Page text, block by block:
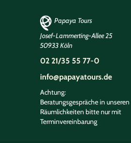
Papaya Tours
Josef-Lammerting-Allee 25
50933 Köln
02 21/35 55 77-0
info@papayatours.de
Achtung:
Beratungsgespräche in unseren
Räumlichkeiten bitte nur mit
Terminvereinbarung